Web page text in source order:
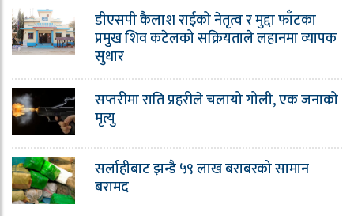
डीएसपी कैलाश राईको नेतृत्व र मुद्दा फाँटका
प्रमुख शिव कटेलको सक्रियताले लहानमा व्यापक
सुधार
सप्तरीमा राति प्रहरीले चलायो गोली, एक जनाको
मृत्यु
सर्लाहीबाट झन्डै ५९ लाख बराबरको सामान
बरामद